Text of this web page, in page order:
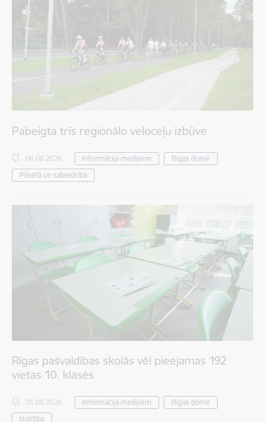
Pabeigta trīs reģionālo veloceļu izbūve
06.08.2026. Informācija medijiem
Rīgas domē
Pilsētā un sabiedrībā
Rīgas pašvaldības skolās vēl pieejamas 192
vietas 10. klasēs
05.08.2026. Informācija medijiem
Rīgas domē
Izglītība